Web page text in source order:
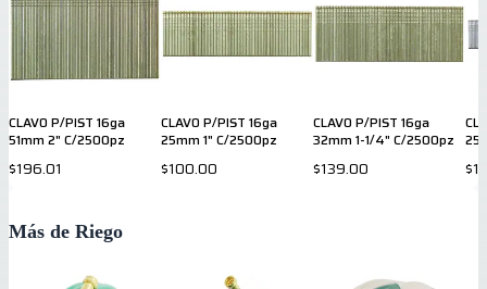
CLAVO P/PIST 16ga
51mm 2" C/2500pz
$196.01
CLAVO P/PIST 16ga
25mm 1" C/2500pz
$100.00
CLAVO P/PIST 16ga
32mm 1-1/4" C/2500pz
$139.00
Más de Riego